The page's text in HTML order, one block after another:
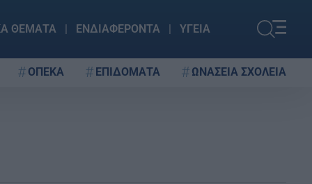
ΘΕΜΑΤΑ ΕΝΔΙΑΦΕΡΟΝΤΑ ΥΓΕΙΑ
ΟΠΕΚΑ ΕΠΙΔΟΜΑΤΑ ΩΝΑΣΕΙΑ ΣΧΟΛΕΙΑ